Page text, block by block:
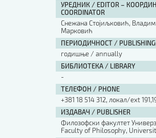
УРЕДНИК / EDITOR –
COORDINATOR
Снежана Стојиљковић,
Марковић
ПЕРИОДИЧНОСТ / PUBLISHING
годишње / annually
БИБЛИОТЕКА / LIBRARY
-
ТЕЛЕФОН / PHONE
+381 18 514 312, локал/ext
ИЗДАВАЧ / PUBLISHER
Филозофски факултет
Faculty of Philosophy,